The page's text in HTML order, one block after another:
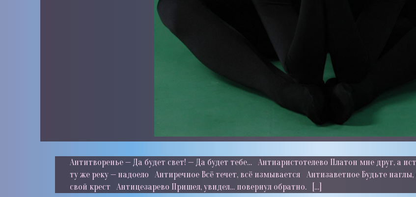
Антитворенье — Да будет свет! — Да будет тебе… Антиаристотелево Платон мне друг, а
ту же реку — надоело Антиречное Всё течет, всё измывается Антизаветное Будьте
свой крест Антицезарево Пришел, увидел… повернул обратно. […]